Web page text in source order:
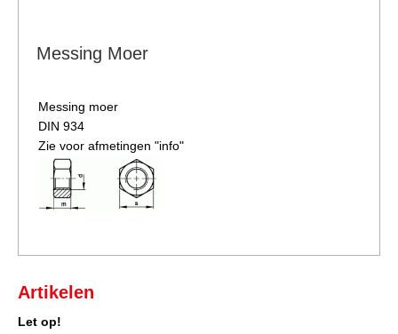
Messing Moer
Messing moer
DIN 934
Zie voor afmetingen "info"
Artikelen
Let op!